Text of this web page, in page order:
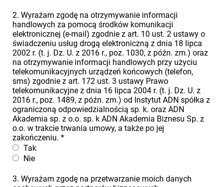
2. Wyrażam zgodę na otrzymywanie informacji
handlowych za pomocą środków komunikacji
elektronicznej (e-mail) zgodnie z art. 10 ust. 2 ustawy o
świadczeniu usług drogą elektroniczną z dnia 18 lipca
2002 r. (t. j. Dz. U. z 2016 r., poz. 1030, z późn. zm.) oraz
na otrzymywanie informacji handlowych przy użyciu
telekomunikacyjnych urządzeń końcowych (telefon,
sms) zgodnie z art. 172 ust. 3 ustawy Prawo
telekomunikacyjne z dnia 16 lipca 2004 r. (t. j. Dz. U. z
2016 r., poz. 1489, z późn. zm.) od Instytut ADN spółka z
ograniczoną odpowiedzialnością sp. k. oraz ADN
Akademia sp. z o.o. sp. k ADN Akademia Biznesu Sp. z
o.o. w trakcie trwania umowy, a także po jej
zakończeniu. *
Tak
Nie
3. Wyrażam zgodę na przetwarzanie moich danych